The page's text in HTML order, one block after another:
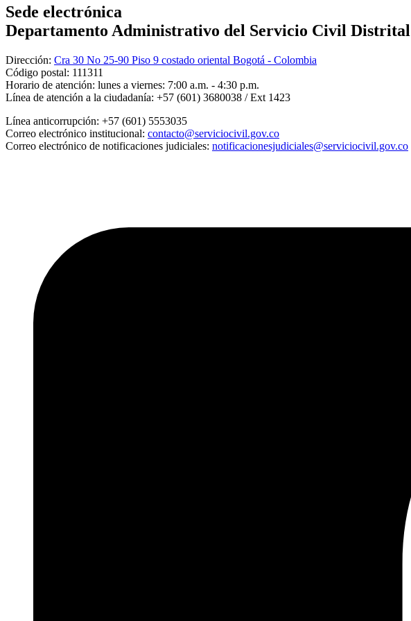
Sede electrónica
Departamento Administrativo del Servicio Civil Distrital
Dirección: Cra 30 No 25-90 Piso 9 costado oriental Bogotá - Colombia
Código postal: 111311
Horario de atención: lunes a viernes: 7:00 a.m. - 4:30 p.m.
Línea de atención a la ciudadanía: +57 (601) 3680038 / Ext 1423
Línea anticorrupción: +57 (601) 5553035
Correo electrónico institucional: contacto@serviciocivil.gov.co
Correo electrónico de notificaciones judiciales: notificacionesjudiciales@serviciocivil.gov.co